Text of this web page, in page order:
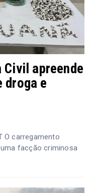
apreende
droga e
carregamento
facção criminosa